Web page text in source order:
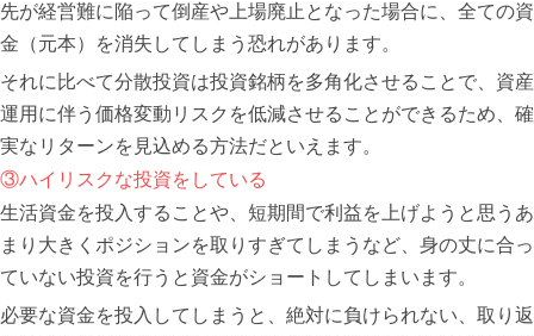
先が経営難に陥って倒産や上場廃止となった場合に、全ての資
金（元本）を消失してしまう恐れがあります。
それに比べて分散投資は投資銘柄を多角化させることで、資産
運用に伴う価格変動リスクを低減させることができるため、確
実なリターンを見込める方法だといえます。
③ハイリスクな投資をしている
生活資金を投入することや、短期間で利益を上げようと思うあ
まり大きくポジションを取りすぎてしまうなど、身の丈に合っ
ていない投資を行うと資金がショートしてしまいます。
必要な資金を投入してしまうと、絶対に負けられない、取り返